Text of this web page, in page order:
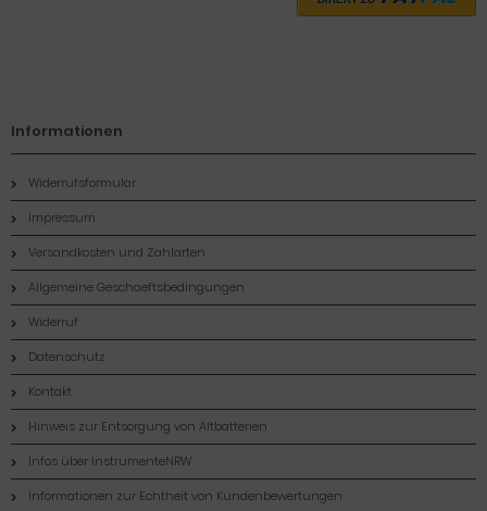
Informationen
Widerrufsformular
Impressum
Versandkosten und Zahlarten
Allgemeine Geschaeftsbedingungen
Widerruf
Datenschutz
Kontakt
Hinweis zur Entsorgung von Altbatterien
Infos über InstrumenteNRW
Informationen zur Echtheit von Kundenbewertungen